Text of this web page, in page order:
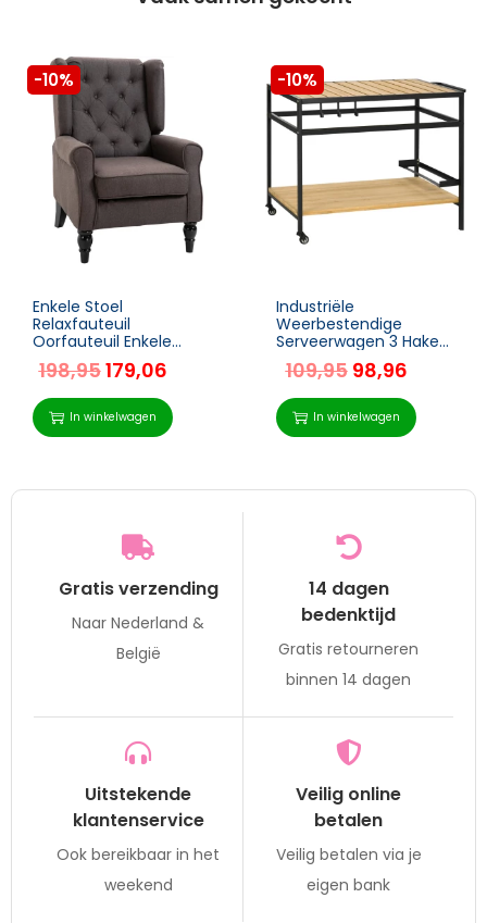
-10%
Enkele Stoel
Relaxfauteuil
Oorfauteuil Enkele
Stoel Accentstoel Met
Getufte Houten Poten
Polyester Bruin 74 X 86
X 102 Cm
198,95179,06
In winkelwagen
-10%
Industriële
Weerbestendige
Serveerwagen 3 Haken
1 Plank 107cm X 65cm
X 80cm Zwart +
Naturel
109,95 98,96
In winkelwagen
Gratis verzending
Naar Nederland &
België
14 dagen
bedenktijd
Gratis retourneren
binnen 14 dagen
Uitstekende
klantenservice
Ook bereikbaar in het
weekend
Veilig online
betalen
Veilig betalen via je
eigen bank